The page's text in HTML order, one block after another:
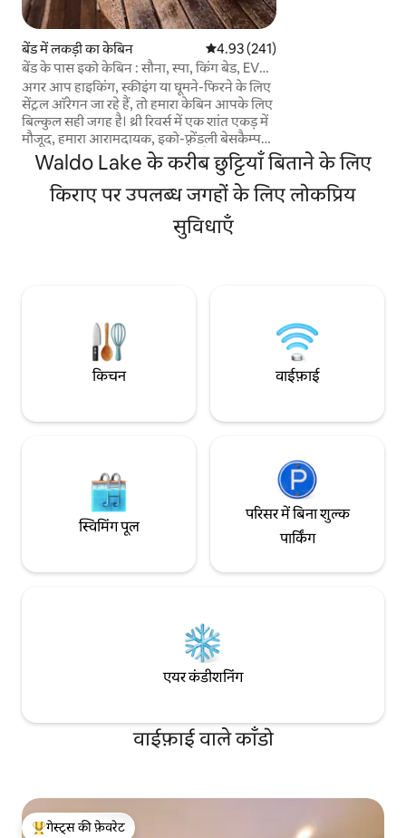
बेंड में लकड़ी का केबिन औसत रेटिंग 5 में से 4.93, 241 समीक्षाएँ
4.93 (241)
बेंड के पास इको केबिन : सौना, स्पा, किंग बेड, EV
प्लग
अगर आप हाइकिंग, स्कीइंग या घूमने-फिरने के लिए
सेंट्रल ऑरेगन जा रहे हैं, तो हमारा केबिन आपके लिए
बिल्कुल सही जगह है। थ्री रिवर्स में एक शांत एकड़ में
मौजूद, हमारा आरामदायक, इको-फ़्रेंडली बेसकैम्प
आपके एडवेंचर के लिए बिल्कुल सही है। पूरा दिन
ट्रेल्स पर बिताने के बाद हॉट टब में डूब जाएँ, बैरल
सॉना में गर्माहट पाएँ या तारों की छाँव तले आग के गड्ढे
के पास इकट्ठा हों। अंदर, आपको नॉटी पाइन, एक
पूर्ण रसोई, वाई-फ़ाई और सोच-समझकर रखी गई
चीज़ें मिलेंगी। बेंड और माउंट बैचलर 30 मिनट की
Waldo Lake के करीब छुट्टियाँ बिताने के लिए
किराए पर उपलब्ध जगहों के लिए लोकप्रिय
सुविधाएँ
किचन वाईफ़ाई
स्विमिंग पूल
परिसर में बिना शुल्क
पार्किंग
एयर कंडीशनिंग
वाईफ़ाई वाले काँडो
गेस्ट्स की फ़ेवरेट